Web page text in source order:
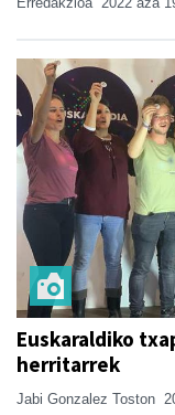
Euskaraldiko
herritarrek
Jabi Gonzalez Toston